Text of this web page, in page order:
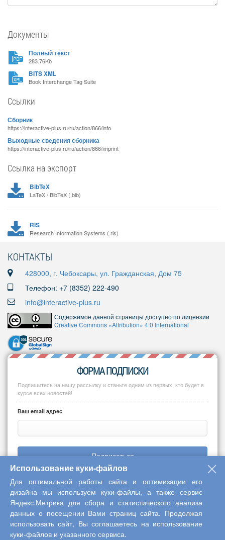
Документы
Полный текст
283.76Kb
BITS XML
Book Interchange Tag Suite
Ссылки
Сборник
https://interactive-plus.ru/ru/action/866/info
Выходные сведения сборника
https://interactive-plus.ru/ru/action/866/imprint
Ссылка на экспорт
BibTeX
LaTeX / BibTeX (.bib)
RIS
Research Information Systems (.ris)
КОНТАКТЫ
428000, г. Чебоксары, ул. Гражданская, Дом 75
Телефон: +7 (8352) 222-490
info@interactive-plus.ru
Содержимое данной страницы доступно по лицензии
Creative Commons «Attribution» 4.0 International
ФОРМА ПОДПИСКИ
Подпишитесь на нашу рассылку и станьте одним из первых, кто будет в
курсе всех новостей!
Ваш email адрес
Подписаться
Copyright © 2013-2026 Центр научного сотрудничества «Интерактив
плюс»
Использование куки-файлов
Для оптимальной работы сайта и оптимизации его
дизайна мы используем куки-файлы, а также сервис
Яндекс.Метрика для сбора и статистического анализа
данных о посещении Вами страниц сайта. Продолжая
использовать сайт, Вы соглашаетесь на использование
куки-файлов и указанного сервиса.